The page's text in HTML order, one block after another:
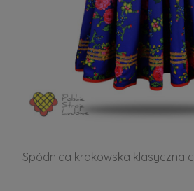
Spódnica krakowska klasyczna